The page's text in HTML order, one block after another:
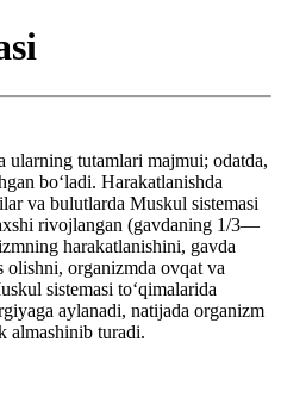
ularning tutamlari majmui; odatda,
boʻladi. Harakatlanishda
va bulutlarda Muskul sistemasi
rivojlangan (gavdaning 1/3—
harakatlanishini, gavda
olishni, organizmda ovqat va
sistemasi toʻqimalarida
aylanadi, natijada organizm
almashinib turadi.